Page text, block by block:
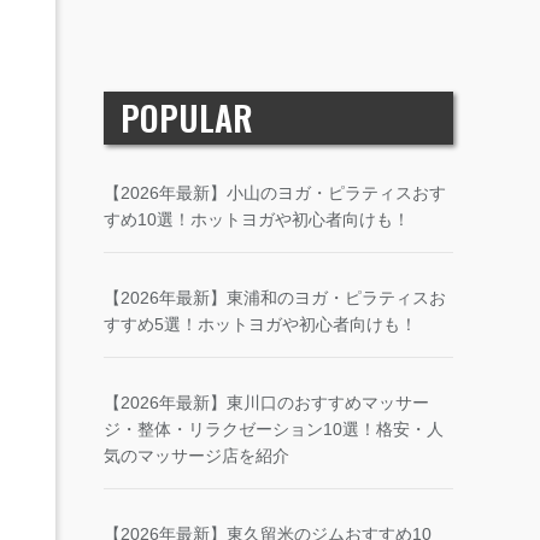
POPULAR
【2026年最新】小山のヨガ・ピラティスおす
すめ10選！ホットヨガや初心者向けも！
【2026年最新】東浦和のヨガ・ピラティスお
すすめ5選！ホットヨガや初心者向けも！
【2026年最新】東川口のおすすめマッサー
ジ・整体・リラクゼーション10選！格安・人
気のマッサージ店を紹介
【2026年最新】東久留米のジムおすすめ10